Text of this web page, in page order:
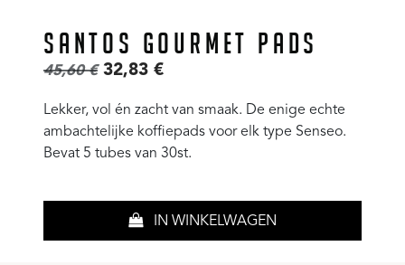
SANTOS GOURMET PADS
45,60€ 32,83 €
Lekker, vol én zacht van smaak. De enige echte
ambachtelijke koffiepads voor elk type Senseo.
Bevat 5 tubes van 30st.
IN WINKELWAGEN